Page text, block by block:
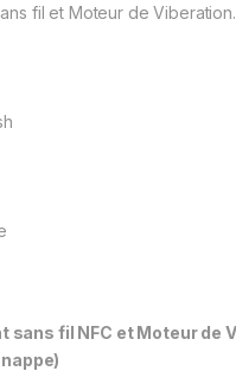
fil et Moteur de Viberation.
sans fil NFC et Moteur de